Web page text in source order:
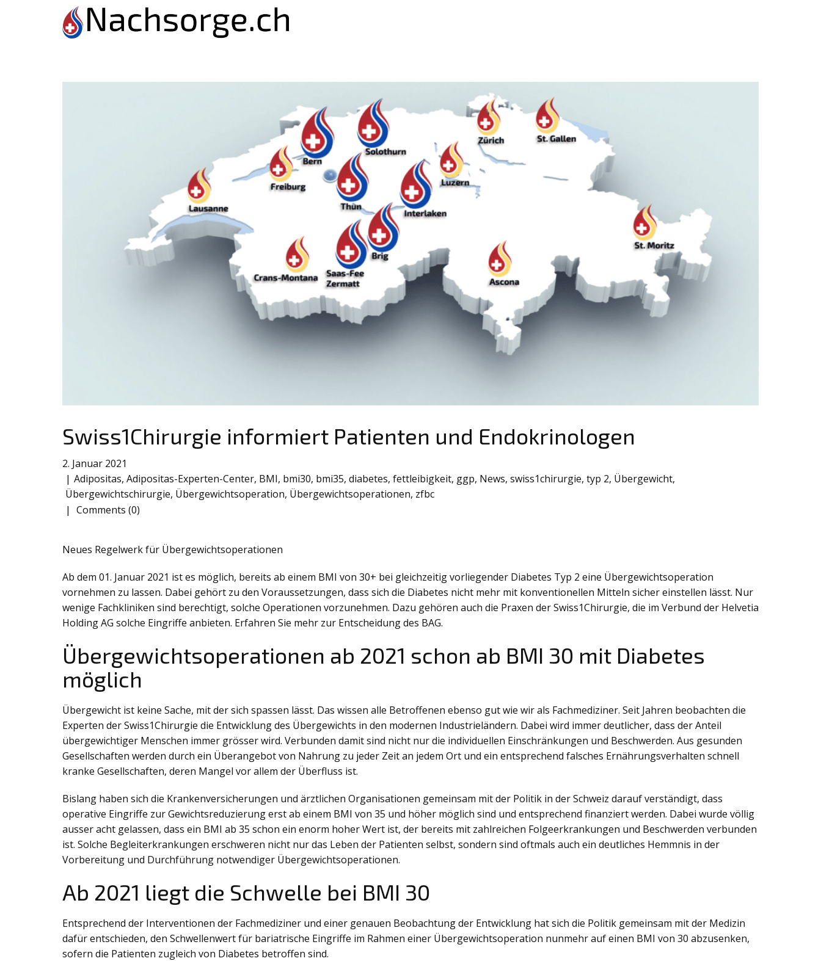
Swiss1Chirurgie informiert Patienten und Endokrinologen
2. Januar 2021
Adipositas, Adipositas-Experten-Center, BMI, bmi30, bmi35, diabetes, fettleibigkeit, ggp, News, swiss1chirurgie, typ 2, Übergewicht,
Übergewichtschirurgie, Übergewichtsoperation, Übergewichtsoperationen, zfbc
Comments (0)
Neues Regelwerk für Übergewichtsoperationen
Ab dem 01. Januar 2021 ist es möglich, bereits ab einem BMI von 30+ bei gleichzeitig vorliegender Diabetes Typ 2 eine Übergewichtsoperation
vornehmen zu lassen. Dabei gehört zu den Voraussetzungen, dass sich die Diabetes nicht mehr mit konventionellen Mitteln sicher einstellen lässt. Nur
wenige Fachkliniken sind berechtigt, solche Operationen vorzunehmen. Dazu gehören auch die Praxen der Swiss1Chirurgie, die im Verbund der Helvetia
Holding AG solche Eingriffe anbieten. Erfahren Sie mehr zur Entscheidung des BAG.
Übergewichtsoperationen ab 2021 schon ab BMI 30 mit Diabetes
möglich
Übergewicht ist keine Sache, mit der sich spassen lässt. Das wissen alle Betroffenen ebenso gut wie wir als Fachmediziner. Seit Jahren beobachten die
Experten der Swiss1Chirurgie die Entwicklung des Übergewichts in den modernen Industrieländern. Dabei wird immer deutlicher, dass der Anteil
übergewichtiger Menschen immer grösser wird. Verbunden damit sind nicht nur die individuellen Einschränkungen und Beschwerden. Aus gesunden
Gesellschaften werden durch ein Überangebot von Nahrung zu jeder Zeit an jedem Ort und ein entsprechend falsches Ernährungsverhalten schnell
kranke Gesellschaften, deren Mangel vor allem der Überfluss ist.
Bislang haben sich die Krankenversicherungen und ärztlichen Organisationen gemeinsam mit der Politik in der Schweiz darauf verständigt, dass
operative Eingriffe zur Gewichtsreduzierung erst ab einem BMI von 35 und höher möglich sind und entsprechend finanziert werden. Dabei wurde völlig
ausser acht gelassen, dass ein BMI ab 35 schon ein enorm hoher Wert ist, der bereits mit zahlreichen Folgeerkrankungen und Beschwerden verbunden
ist. Solche Begleiterkrankungen erschweren nicht nur das Leben der Patienten selbst, sondern sind oftmals auch ein deutliches Hemmnis in der
Vorbereitung und Durchführung notwendiger Übergewichtsoperationen.
Ab 2021 liegt die Schwelle bei BMI 30
Entsprechend der Interventionen der Fachmediziner und einer genauen Beobachtung der Entwicklung hat sich die Politik gemeinsam mit der Medizin
dafür entschieden, den Schwellenwert für bariatrische Eingriffe im Rahmen einer Übergewichtsoperation nunmehr auf einen BMI von 30 abzusenken,
sofern die Patienten zugleich von Diabetes betroffen sind.